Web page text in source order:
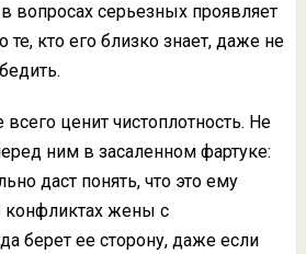
вопросах серьезных проявляет
те, кто его близко знает, даже не
ценит чистоплотность. Не
ним в засаленном фартуке:
даст понять, что это ему
конфликтах жены с
берет ее сторону, даже если